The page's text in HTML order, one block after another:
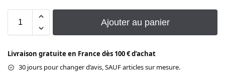
Ajouter au panier
Livraison gratuite en France dès 100 € d’achat
30 jours pour changer d’avis, SAUF articles sur mesure.